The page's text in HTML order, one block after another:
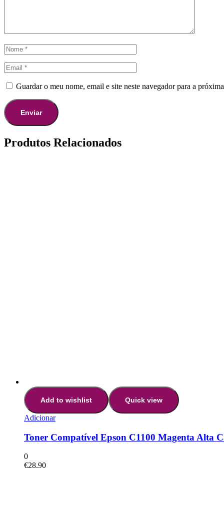
Guardar o meu nome, email e site neste navegador para a
Produtos Relacionados
Add to wishlist Quick view
Adicionar
Toner Compatível Epson C1100 Magenta Alta
0
€28.90